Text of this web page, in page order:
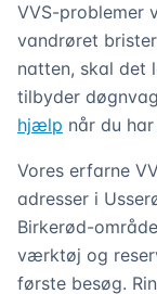
VVS-problemer
vandrøret
natten, skal det
tilbyder
hjælp når du
Vores erfarne
adresser i
Birkerød-
værktøj og
første besøg.